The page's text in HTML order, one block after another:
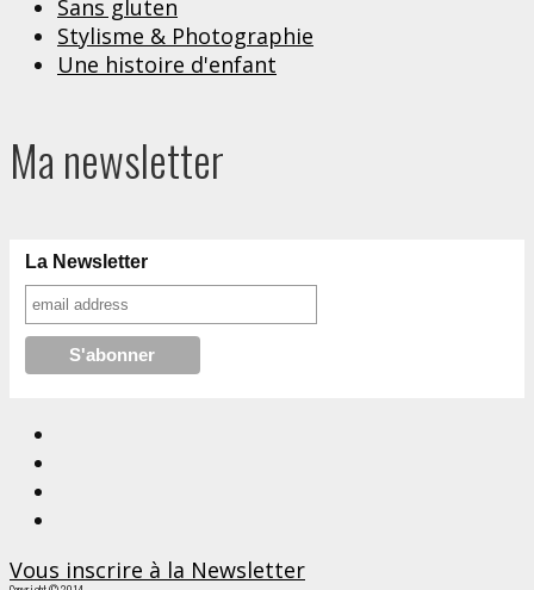
Sans gluten
Stylisme & Photographie
Une histoire d'enfant
Ma newsletter
La Newsletter
Vous inscrire à la Newsletter